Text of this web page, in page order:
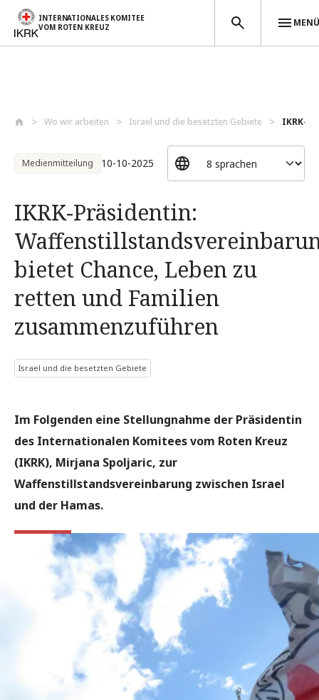
INTERNATIONALES KOMITEE
VOM ROTEN KREUZ
MENÜ
Wo wir arbeiten Israel und die besetzten Gebiete IKRK-
Medienmitteilung 10-10-2025
IKRK-Präsidentin:
bietet Chance, Leben zu
retten und Familien
zusammenzuführen
Israel und die besetzten Gebiete
Im Folgenden eine Stellungnahme der Präsidentin
des Internationalen Komitees vom Roten Kreuz
(IKRK), Mirjana Spoljaric, zur
Waffenstillstandsvereinbarung zwischen Israel
und der Hamas.